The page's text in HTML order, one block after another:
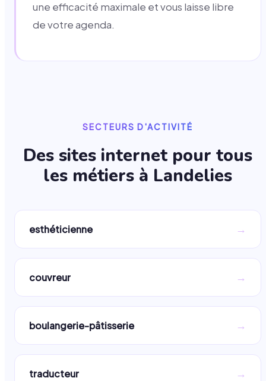
une efficacité maximale et vous laisse libre
de votre agenda.
SECTEURS D'ACTIVITÉ
Des sites internet pour tous
les métiers à Landelies
esthéticienne →
couvreur →
boulangerie-pâtisserie →
traducteur →